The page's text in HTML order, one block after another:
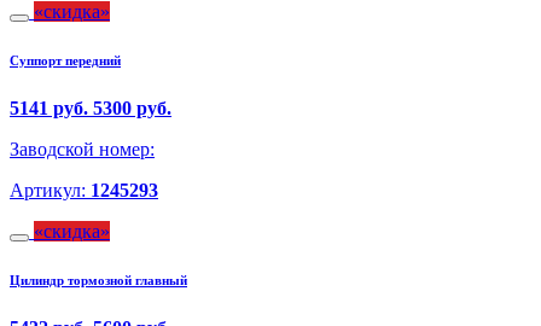
скидка
Суппорт передний
5141 руб. 5300 руб.
Заводской номер:
Артикул: 1245293
скидка
Цилиндр тормозной главный